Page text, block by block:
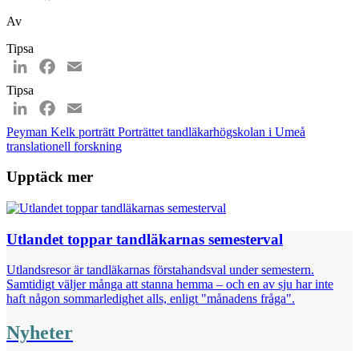
Av
Tipsa
LinkedInFacebook
Tipsa
LinkedInFacebook
Peyman Kelk porträtt Porträttet tandläkarhögskolan i Umeå
translationell forskning
Upptäck mer
Utlandet toppar tandläkarnas semesterval
Utlandsresor är tandläkarnas förstahandsval under semestern.
Samtidigt väljer många att stanna hemma – och en av sju har inte
haft någon sommarledighet alls, enligt "månadens fråga".
Nyheter